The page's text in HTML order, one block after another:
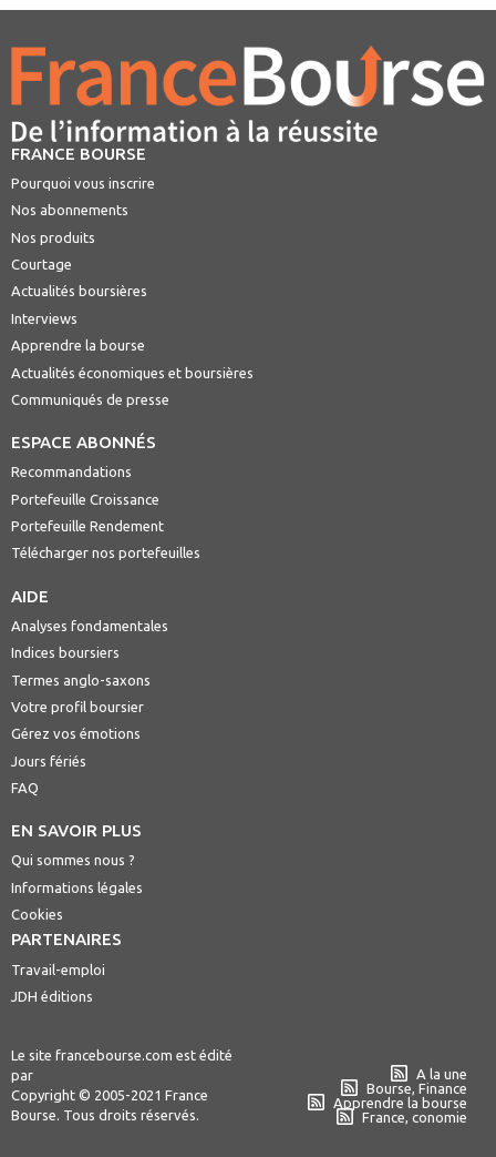
FRANCE BOURSE
Pourquoi vous inscrire
Nos abonnements
Nos produits
Courtage
Actualités boursières
Interviews
Apprendre la bourse
Actualités économiques et boursières
Communiqués de presse
ESPACE ABONNÉS
Recommandations
Portefeuille Croissance
Portefeuille Rendement
Télécharger nos portefeuilles
AIDE
Analyses fondamentales
Indices boursiers
Termes anglo-saxons
Votre profil boursier
Gérez vos émotions
Jours fériés
FAQ
EN SAVOIR PLUS
Qui sommes nous ?
Informations légales
Cookies
PARTENAIRES
Travail-emploi
JDH éditions
Le site francebourse.com est édité
par
Copyright © 2005-2021 France
Bourse. Tous droits réservés.
A la une
Bourse, Finance
Apprendre la bourse
France, conomie